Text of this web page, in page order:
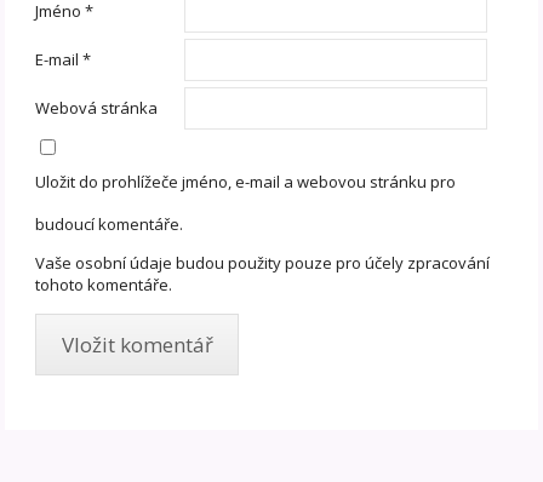
Jméno*
E-mail*
Webová stránka
Uložit do prohlížeče jméno, e-mail a webovou stránku pro
budoucí komentáře.
Vaše osobní údaje budou použity pouze pro účely zpracování
tohoto komentáře.